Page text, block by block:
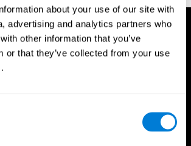
about your use of our site with
advertising and analytics partners who
other information that you’ve
or that they’ve collected from your use